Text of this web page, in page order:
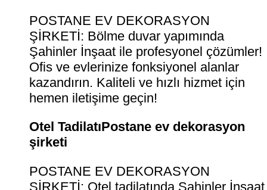
POSTANE EV DEKORASYON
ŞİRKETİ: Bölme duvar yapımında
Şahinler İnşaat ile profesyonel çözümler!
Ofis ve evlerinize fonksiyonel alanlar
kazandırın. Kaliteli ve hızlı hizmet için
hemen iletişime geçin!
Otel TadilatıPostane ev dekorasyon
şirketi
POSTANE EV DEKORASYON
ŞİRKETİ: Otel tadilatında Şahinler İnşaat